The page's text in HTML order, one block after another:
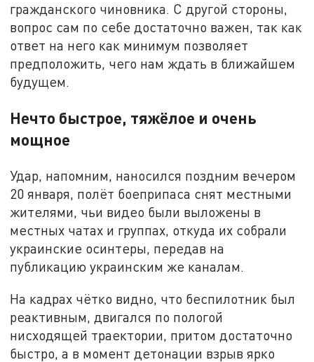
гражданского чиновника. С другой стороны,
вопрос сам по себе достаточно важен, так как
ответ на него как минимум позволяет
предположить, чего нам ждать в ближайшем
будущем.
Нечто быстрое, тяжёлое и очень
мощное
Удар, напомним, наносился поздним вечером
20 января, полёт боеприпаса снят местными
жителями, чьи видео были выложены в
местных чатах и группах, откуда их собрали
украинские осинтеры, передав на
публикацию украинским же каналам.
На кадрах чётко видно, что беспилотник был
реактивным, двигался по пологой
нисходящей траектории, притом достаточно
быстро, а в момент детонации взрыв ярко